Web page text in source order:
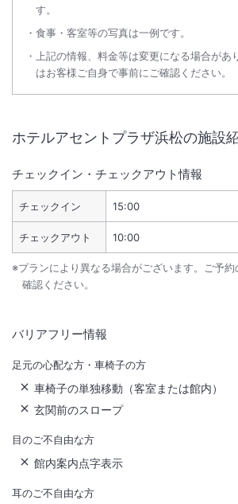
す。
食事・客室等の写真は一例です。
上記の情報、料金等は変更になる場合があ
はお客様ご自身で事前にご確認ください。
ホテルアセントプラザ浜松の施設
チェックイン・チェックアウト情報
チェックイン 15:00
チェックアウト 10:00
※プランにより異なる場合がございます。ご予
確認ください。
バリアフリー情報
足元の心配な方・車椅子の方
車椅子の単独移動（客室または館内）
玄関前のスロープ
目のご不自由な方
館内案内点字表示
耳のご不自由な方